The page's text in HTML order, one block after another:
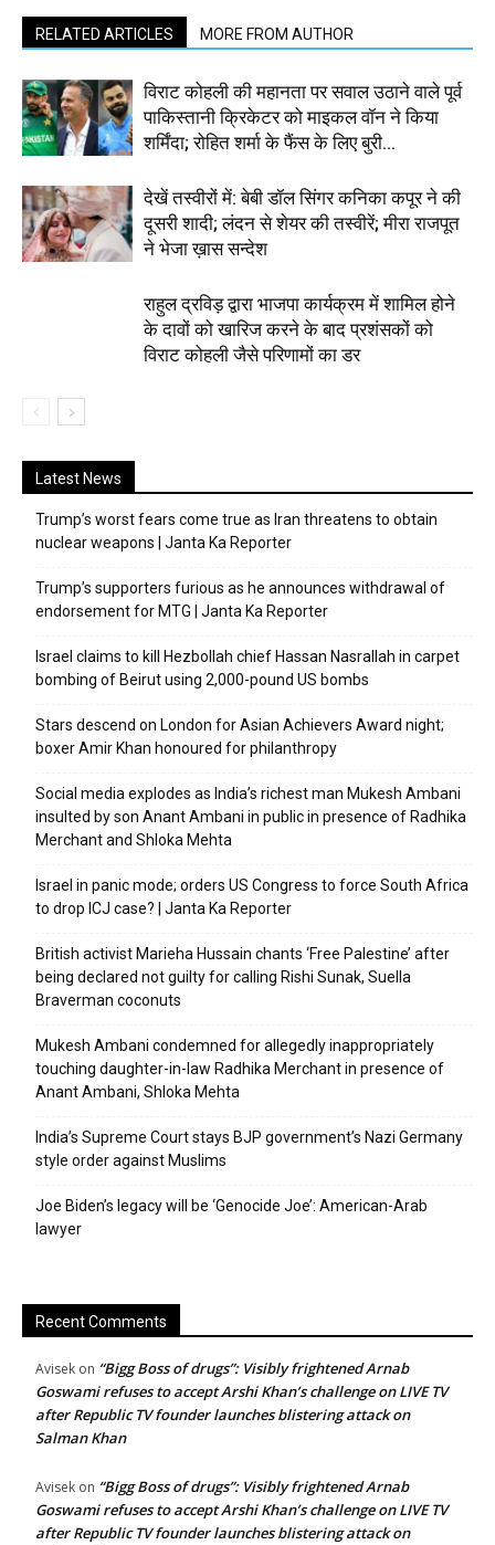
RELATED ARTICLES MORE FROM AUTHOR
विराट कोहली की महानता पर सवाल उठाने वाले पूर्व
पाकिस्तानी क्रिकेटर को माइकल वॉन ने किया
शर्मिंदा; रोहित शर्मा के फैंस के लिए बुरी...
देखें तस्वीरों में: बेबी डॉल सिंगर कनिका कपूर ने की
दूसरी शादी; लंदन से शेयर की तस्वीरें; मीरा राजपूत
ने भेजा ख़ास सन्देश
राहुल द्रविड़ द्वारा भाजपा कार्यक्रम में शामिल होने
के दावों को खारिज करने के बाद प्रशंसकों को
विराट कोहली जैसे परिणामों का डर
Latest News
Trump’s worst fears come true as Iran threatens to obtain
nuclear weapons | Janta Ka Reporter
Trump’s supporters furious as he announces withdrawal of
endorsement for MTG | Janta Ka Reporter
Israel claims to kill Hezbollah chief Hassan Nasrallah in carpet
bombing of Beirut using 2,000-pound US bombs
Stars descend on London for Asian Achievers Award night;
boxer Amir Khan honoured for philanthropy
Social media explodes as India’s richest man Mukesh Ambani
insulted by son Anant Ambani in public in presence of Radhika
Merchant and Shloka Mehta
Israel in panic mode; orders US Congress to force South Africa
to drop ICJ case? | Janta Ka Reporter
British activist Marieha Hussain chants ‘Free Palestine’ after
being declared not guilty for calling Rishi Sunak, Suella
Braverman coconuts
Mukesh Ambani condemned for allegedly inappropriately
touching daughter-in-law Radhika Merchant in presence of
Anant Ambani, Shloka Mehta
India’s Supreme Court stays BJP government’s Nazi Germany
style order against Muslims
Joe Biden’s legacy will be ‘Genocide Joe’: American-Arab
lawyer
Recent Comments
Avisek on “Bigg Boss of drugs”: Visibly frightened Arnab
Goswami refuses to accept Arshi Khan’s challenge on LIVE TV
after Republic TV founder launches blistering attack on
Salman Khan
Avisek on “Bigg Boss of drugs”: Visibly frightened Arnab
Goswami refuses to accept Arshi Khan’s challenge on LIVE TV
after Republic TV founder launches blistering attack on